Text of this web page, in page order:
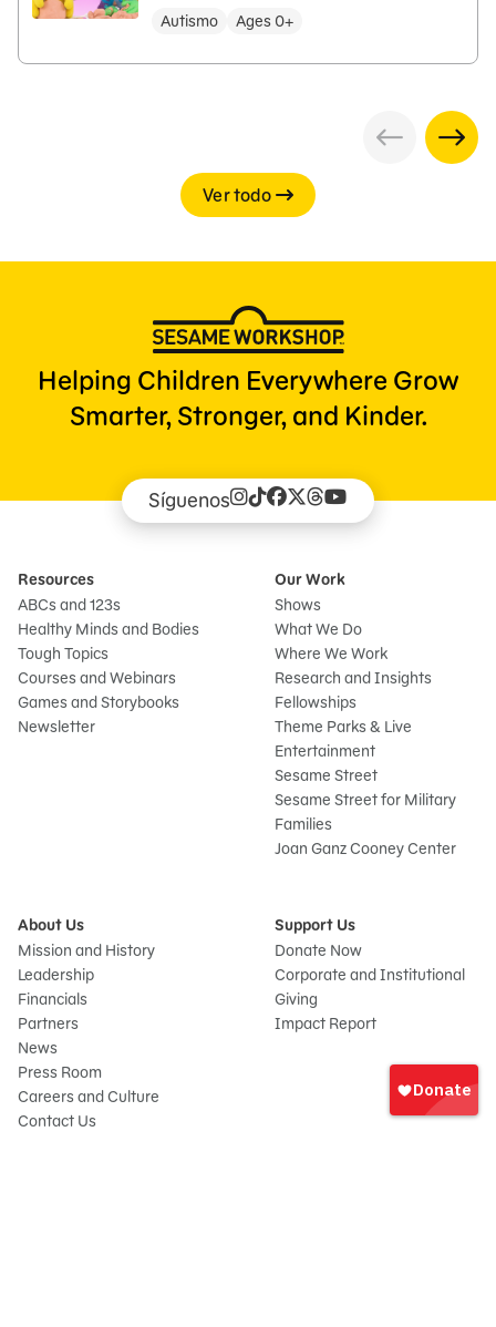
Autismo
Ages 0+
Ver todo
Helping Children Everywhere Grow
Smarter, Stronger, and Kinder.
Síguenos
Resources
ABCs and 123s
Healthy Minds and Bodies
Tough Topics
Courses and Webinars
Games and Storybooks
Newsletter
Our Work
Shows
What We Do
Where We Work
Research and Insights
Fellowships
Theme Parks & Live
Entertainment
Sesame Street
Sesame Street for Military
Families
Joan Ganz Cooney Center
About Us
Mission and History
Leadership
Financials
Partners
News
Press Room
Careers and Culture
Contact Us
Support Us
Donate Now
Corporate and Institutional
Giving
Impact Report